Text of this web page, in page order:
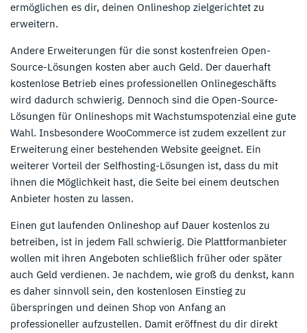
ermöglichen es dir, deinen Onlineshop zielgerichtet zu
erweitern.
Andere Erweiterungen für die sonst kostenfreien Open-
Source-Lösungen kosten aber auch Geld. Der dauerhaft
kostenlose Betrieb eines professionellen Onlinegeschäfts
wird dadurch schwierig. Dennoch sind die Open-Source-
Lösungen für Onlineshops mit Wachstumspotenzial eine gute
Wahl. Insbesondere WooCommerce ist zudem exzellent zur
Erweiterung einer bestehenden Website geeignet. Ein
weiterer Vorteil der Selfhosting-Lösungen ist, dass du mit
ihnen die Möglichkeit hast, die Seite bei einem deutschen
Anbieter hosten zu lassen.
Einen gut laufenden Onlineshop auf Dauer kostenlos zu
betreiben, ist in jedem Fall schwierig. Die Plattformanbieter
wollen mit ihren Angeboten schließlich früher oder später
auch Geld verdienen. Je nachdem, wie groß du denkst, kann
es daher sinnvoll sein, den kostenlosen Einstieg zu
überspringen und deinen Shop von Anfang an
professioneller aufzustellen. Damit eröffnest du dir direkt